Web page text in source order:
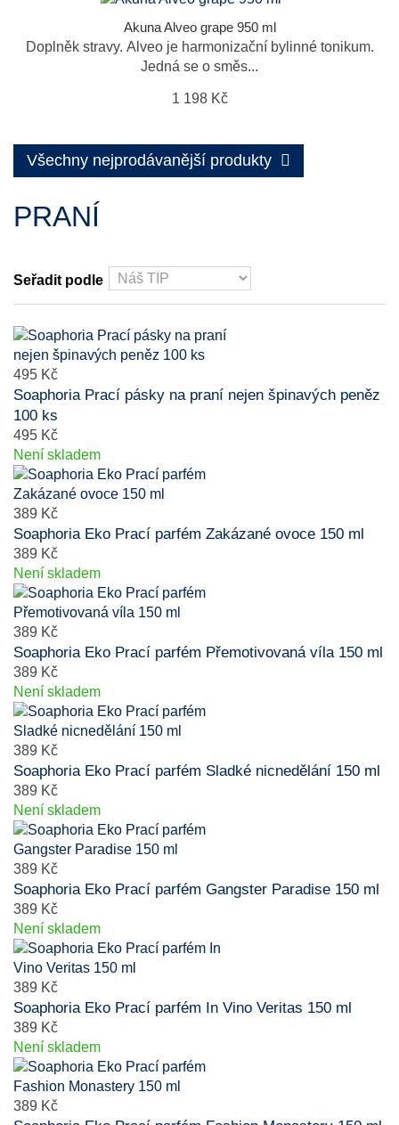
Akuna Alveo grape 950 ml
Doplněk stravy. Alveo je harmonizační bylinné tonikum.
Jedná se o směs...
1 198 Kč
Všechny nejprodávanější produkty
PRANÍ
Seřadit podle
495 Kč
Soaphoria Prací pásky na praní nejen špinavých peněz
100 ks
495 Kč
Není skladem
389 Kč
Soaphoria Eko Prací parfém Zakázané ovoce 150 ml
389 Kč
Není skladem
389 Kč
Soaphoria Eko Prací parfém Přemotivovaná víla 150 ml
389 Kč
Není skladem
389 Kč
Soaphoria Eko Prací parfém Sladké nicnedělání 150 ml
389 Kč
Není skladem
389 Kč
Soaphoria Eko Prací parfém Gangster Paradise 150 ml
389 Kč
Není skladem
389 Kč
Soaphoria Eko Prací parfém In Vino Veritas 150 ml
389 Kč
Není skladem
389 Kč